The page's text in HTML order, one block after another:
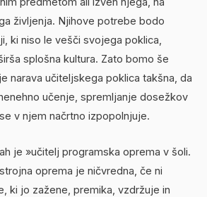
življenja. Njihove potrebe bodo
ki niso le vešči svojega poklica,
splošna kultura. Zato bomo še
narava učiteljskega poklica takšna, da
učenje, spremljanje dosežkov
v njem načrtno izpopolnjuje.
​​je »učitelj programska oprema v šoli.
oprema je ničvredna, če ni
ki jo zažene, premika, vzdržuje in